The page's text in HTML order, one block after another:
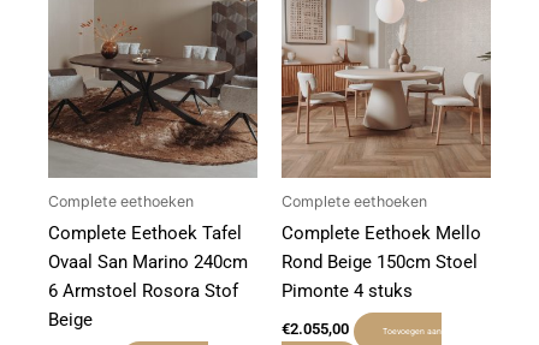
Complete eethoeken
Complete Eethoek Tafel
Ovaal San Marino 240cm
6 Armstoel Rosora Stof
Beige
Complete eethoeken
Complete Eethoek Mello
Rond Beige 150cm Stoel
Pimonte 4 stuks
€2.055,00 Toevoegen aan